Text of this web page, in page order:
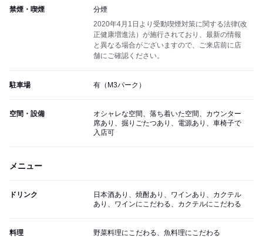
禁煙・喫煙
分煙
2020年4月1日より受動喫煙対策に関する法律(改
正健康増進法）が施行されており、最新の情報
と異なる場合がございますので、ご来店前に店
舗にご確認ください。
駐車場 有（M3パーク）
空間・設備
オシャレな空間、落ち着いた空間、カウンター
席あり、掘りごたつあり、電源あり、車椅子で
入店可
メニュー
ドリンク
日本酒あり、焼酎あり、ワインあり、カクテル
あり、ワインにこだわる、カクテルにこだわる
料理 野菜料理にこだわる、魚料理にこだわる